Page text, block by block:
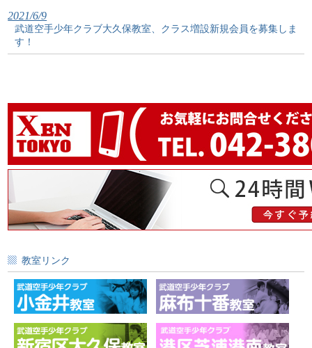
2021/6/9
武道空手少年クラブ大久保教室、クラス増設新規会員を募集しま
す！
教室リンク